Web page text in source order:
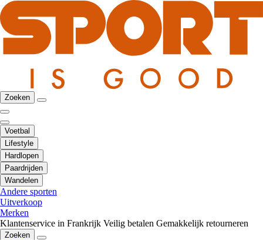
Zoeken
Voetbal
Lifestyle
Hardlopen
Paardrijden
Wandelen
Andere sporten
Uitverkoop
Merken
Klantenservice in Frankrijk Veilig betalen Gemakkelijk retourneren
Zoeken